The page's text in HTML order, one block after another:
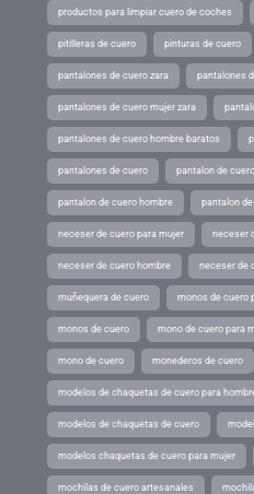
productos para limpiar cuero de coches
pitilleras de cuero pinturas de cuero
pantalones de cuero zara pantalones
pantalones de cuero mujer zara
pantalones de cuero hombre baratos
pantalones de cuero pantalon de
pantalon de cuero hombre pantalon
neceser de cuero para mujer neceser
neceser de cuero hombre neceser de
muñequera de cuero monos de cuero
monos de cuero mono de cuero para
mono de cuero monederos de cuero
modelos de chaquetas de cuero para
modelos de chaquetas de cuero
modelos chaquetas de cuero para mujer
mochilas de cuero artesanales